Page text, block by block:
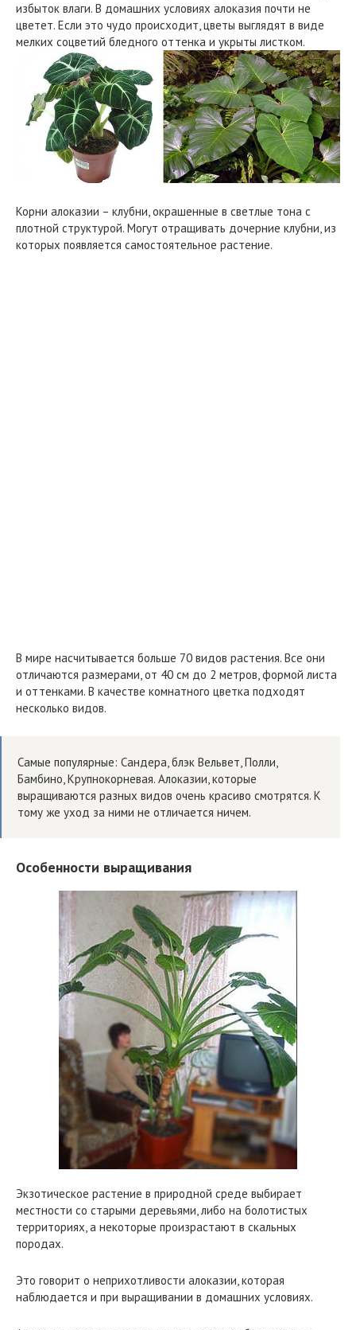
избыток влаги. В домашних условиях алоказия почти не
цветет. Если это чудо происходит, цветы выглядят в виде
мелких соцветий бледного оттенка и укрыты листком.
Корни алоказии – клубни, окрашенные в светлые тона с
плотной структурой. Могут отращивать дочерние клубни, из
которых появляется самостоятельное растение.
В мире насчитывается больше 70 видов растения. Все они
отличаются размерами, от 40 см до 2 метров, формой листа
и оттенками. В качестве комнатного цветка подходят
несколько видов.
Самые популярные: Сандера, блэк Вельвет, Полли,
Бамбино, Крупнокорневая. Алоказии, которые
выращиваются разных видов очень красиво смотрятся. К
тому же уход за ними не отличается ничем.
Особенности выращивания
Экзотическое растение в природной среде выбирает
местности со старыми деревьями, либо на болотистых
территориях, а некоторые произрастают в скальных
породах.
Это говорит о неприхотливости алоказии, которая
наблюдается и при выращивании в домашних условиях.